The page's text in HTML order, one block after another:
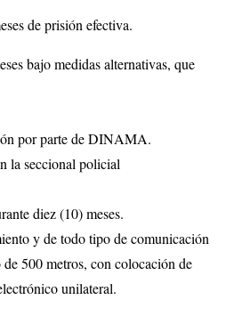
de prisión efectiva.
bajo medidas alternativas, que
por parte de DINAMA.
la seccional policial
diez (10) meses.
y de todo tipo de comunicación
500 metros, con colocación de
unilateral.